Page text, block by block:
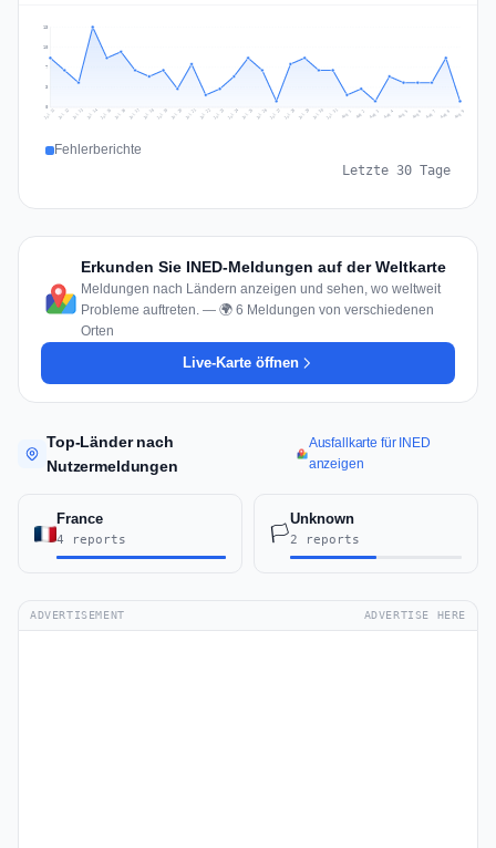
3
7
10
13
Jul 11 Jul 12 Jul 13 Jul 14 Jul 15 Jul 16 Jul 17 Jul 18 Jul 19 Jul 20 Jul 21 Jul 22 Jul 23 Jul 24 Jul 25 Jul 26 Jul 27 Jul 28 Jul 29 Jul 30 Jul 31 Aug 1 Aug 2 Aug 3 Aug 4 Aug 5 Aug 6 Aug 7 Aug 8 Aug 9
Fehlerberichte
Letzte 30 Tage
Erkunden Sie INED-Meldungen auf der Weltkarte
Meldungen nach Ländern anzeigen und sehen, wo weltweit
Probleme auftreten. — 🌍 6 Meldungen von verschiedenen
Orten
Live-Karte öffnen
Top-Länder nach
Nutzermeldungen
Ausfallkarte für INED
anzeigen
France
4 reports 🏳️
Unknown
2 reports
ADVERTISEMENT ADVERTISE HERE